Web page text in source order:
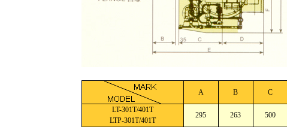
A B C
LT-301T/401T
LTP-301T/401T
295 263 500